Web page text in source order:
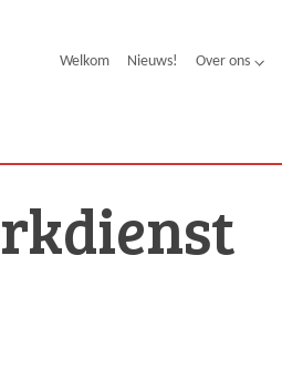
Welkom Nieuws! Over ons